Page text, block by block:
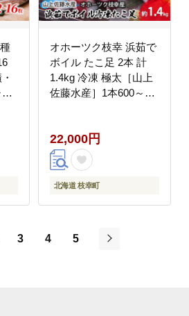
オホーツク枝幸 浜茹で
ボイル たこ足 2本 計
1.4kg 冷凍 極太［山上
佐藤水産］1本600～
ーツク 枝幸 】
22,000円
北海道 枝幸町
3 4
5